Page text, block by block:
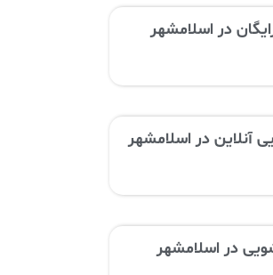
در اسلامشهر
آنلاین در اسلامشهر
در اسلامشهر